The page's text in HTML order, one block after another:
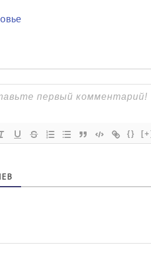
{}